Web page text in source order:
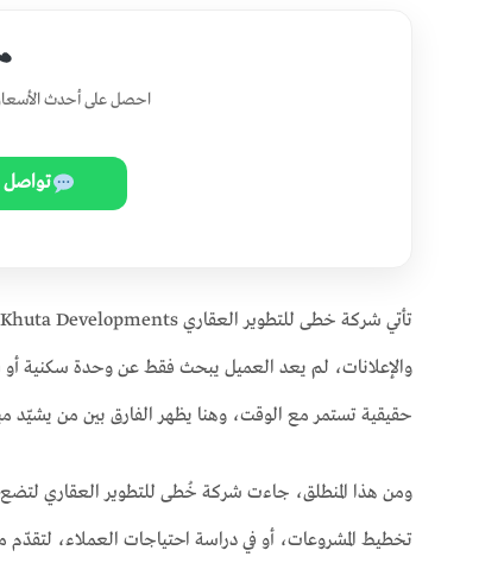
احصل على أحدث
تواصل
والإعلانات، لم يعد العميل يبحث فقط عن وحدة سكنية
حقيقية تستمر مع الوقت، وهنا يظهر الفارق بين من
ومن هذا المنطلق، جاءت شركة خُطى للتطوير العقاري
تخطيط المشروعات، أو في دراسة احتياجات العملاء،